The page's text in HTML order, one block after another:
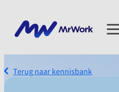
Terug naar kennisbank